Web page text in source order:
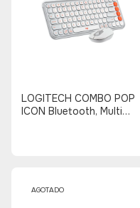
LOGITECH COMBO POP
ICON Bluetooth, Multi
AGOTADO